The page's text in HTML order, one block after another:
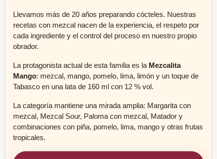
Llevamos más de 20 años preparando cócteles. Nuestras
recetas con mezcal nacen de la experiencia, el respeto por
cada ingrediente y el control del proceso en nuestro propio
obrador.
La protagonista actual de esta familia es la Mezcalita
Mango: mezcal, mango, pomelo, lima, limón y un toque de
Tabasco en una lata de 160 ml con 12 % vol.
La categoría mantiene una mirada amplia: Margarita con
mezcal, Mezcal Sour, Paloma con mezcal, Matador y
combinaciones con piña, pomelo, lima, mango y otras frutas
tropicales.